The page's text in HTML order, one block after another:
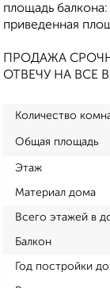
площадь
приведенная
ПРОДАЖА
ОТВЕЧУ НА ВСЕ
Количество
Общая площадь
Этаж
Материал дома
Всего этажей в
Балкон
Год постройки